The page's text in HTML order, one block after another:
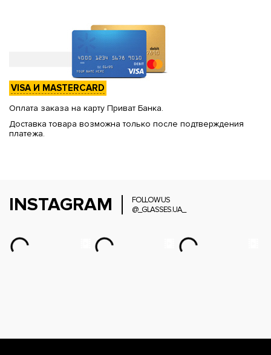
VISA И MASTERCARD
Оплата заказа на карту Приват Банка.
Доставка товара возможна только после подтверждения
платежа.
INSTAGRAM
FOLLOW US
@_GLASSES.UA_